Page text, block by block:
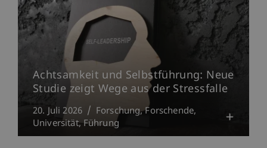
Achtsamkeit und Selbstführung: Neue
Studie zeigt Wege aus der Stressfalle
20. Juli 2026 Forschung Forschende
Universität Führung